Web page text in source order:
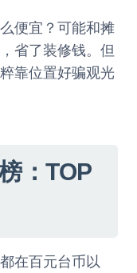
便宜？可能和摊
省了装修钱。但
靠位置好骗观光
：TOP
在百元台币以